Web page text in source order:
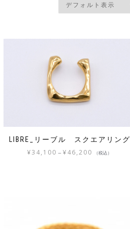
LIBRE_リーブル スクエアリング
¥34,100 – ¥46,200 （税込）